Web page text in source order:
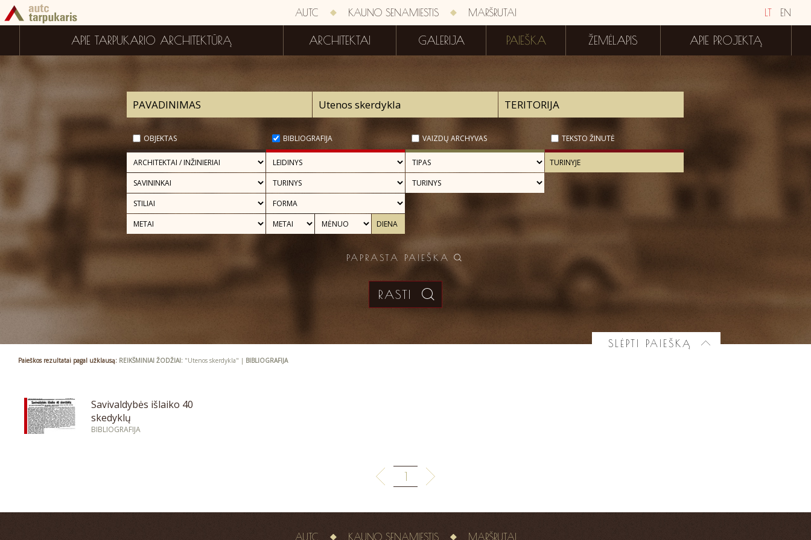
LT EN
AUTC KAUNO SENAMIESTIS MARŠRUTAI
APIE TARPUKARIO ARCHITEKTŪRĄ ARCHITEKTAI GALERIJA PAIEŠKA ŽEMĖLAPIS APIE PROJEKTĄ
OBJEKTAS BIBLIOGRAFIJA VAIZDŲ ARCHYVAS TEKSTO ŽINUTĖ
PAPRASTA PAIEŠKA
SLĖPTI PAIEŠKĄ
Paieškos rezultatai pagal užklausą: REIKŠMINIAI ŽODŽIAI: "Utenos skerdykla" | BIBLIOGRAFIJA
Savivaldybės išlaiko 40
skedyklų
BIBLIOGRAFIJA
1
AUTC KAUNO SENAMIESTIS MARŠRUTAI